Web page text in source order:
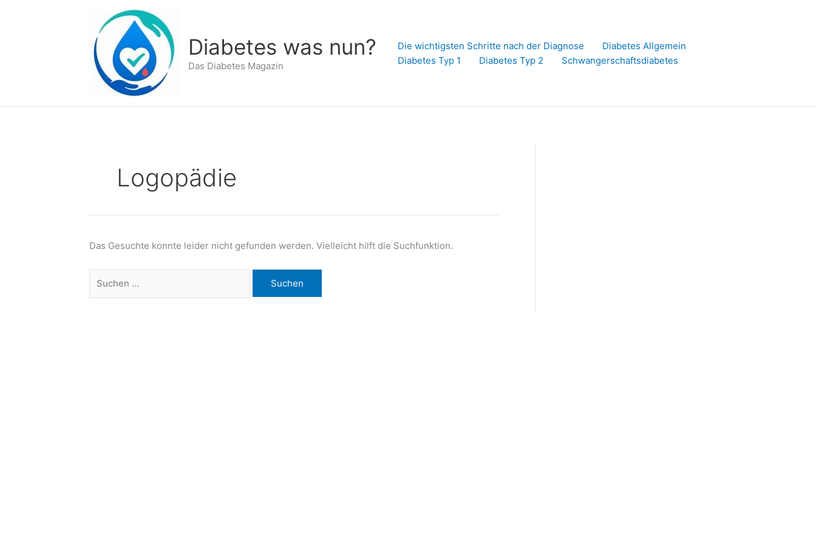
Diabetes was nun?
Das Diabetes Magazin
Die wichtigsten Schritte nach der Diagnose
Diabetes Allgemein
Diabetes Typ 1
Diabetes Typ 2 Schwangerschaftsdiabetes
Logopädie
Das Gesuchte konnte leider nicht gefunden werden. Vielleicht hilft die Suchfunktion.
nach: